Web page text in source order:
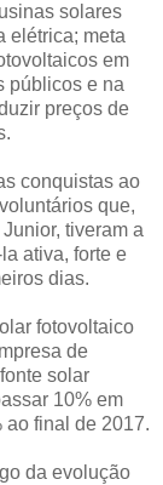
solares
elétrica; meta
em
públicos e na
preços de
conquistas ao
que,
tiveram a
ativa, forte e
dias.
fotovoltaico
de
solar
10% em
ao final de 2017.
da evolução